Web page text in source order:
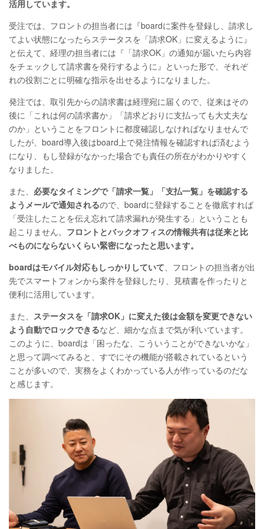
活用しています。
受注では、フロントの担当者には『boardに案件を登録し、請求し
てよい状態になったらステータスを「請求OK」に変えるように』
と伝えて、経理の担当者には『「請求OK」の通知が届いたら内容
をチェックして請求書を発行するように』といった形で、それぞ
れの役割ごとに明確な指示を出せるようになりました。
発注では、取引先からの請求書は経理宛に届くので、従来はその
後に「これは何の請求書か」「請求どおりに支払っても大丈夫な
のか」ということをフロントに都度確認しなければなりませんで
したが、board導入後はboard上で発注情報を確認すれば済むよう
になり、もし登録がなかった場合でも責任の所在がわかりやすく
なりました。
また、 必要なタイミングで「請求一覧」「支払一覧」を確認する
ようメールで通知されるので、boardに登録することを徹底すれば
「受注したことを伝え忘れて請求漏れが発生する」ということも
起こりません。 フロントとバックオフィスの情報共有は従来と比
べものにならないくらい緊密になったと思います。
boardはモバイル対応もしっかりしていて 、フロントの担当者が出
先でスマートフォンから案件を登録したり、見積書を作ったりと
便利に活用しています。
また、 ステータスを「請求OK」に変えた後は金額を変更できない
よう自動でロックできるなど、細かな点まで気が利いています。
このように、boardは「困ったな、こういうことができないかな」
と思って調べてみると、すでにその機能が搭載されているという
ことが多いので、実務をよくわかっている人が作っているのだな
と感じます。